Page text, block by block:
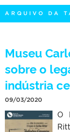
PORTARIAS
TELEFONES
ARQUIVO DA
Museu
sobre o
indústria
09/03/2020
O